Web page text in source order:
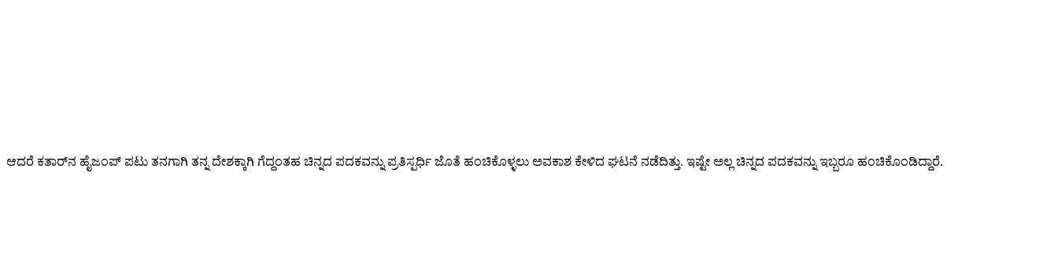
ಆದರೆ ಕತಾರ್‌ನ ಹೈಜಂಪ್ ಪಟು ತನಗಾಗಿ ತನ್ನ ದೇಶಕ್ಕಾಗಿ ಗೆದ್ದಂತಹ ಚಿನ್ನದ ಪದಕವನ್ನು ಪ್ರತಿಸ್ಪರ್ಧಿ ಜೊತೆ ಹಂಚಿಕೊಳ್ಳಲು ಅವಕಾಶ ಕೇಳಿದ ಘಟನೆ ನಡೆದಿತ್ತು. ಇಷ್ಟೇ ಅಲ್ಲ ಚಿನ್ನದ ಪದಕವನ್ನು ಇಬ್ಬರೂ ಹಂಚಿಕೊಂಡಿದ್ದಾರೆ.